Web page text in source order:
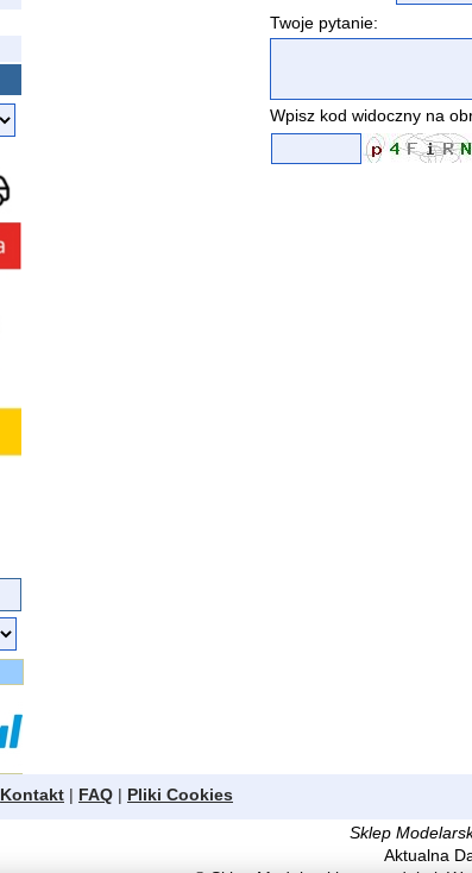
Twoje pytanie:
Wpisz kod widoczny na
Kontakt | FAQ | Pliki Cookies
Sklep
Aktualna